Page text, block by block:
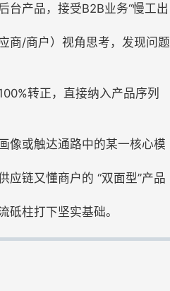
台产品，接受B2B业务“慢工出
商/商户）视角思考，发现问题
转正，直接纳入产品序列
像或触达通路中的某一核心模
应链又懂商户的 “双面型”产品
砥柱打下坚实基础。